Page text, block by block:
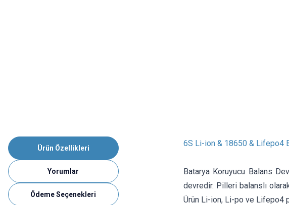
Ürün Özellikleri
Yorumlar
Ödeme Seçenekleri
6S Li-ion & 18650 & Lifepo4
Batarya Koruyucu Balans
devredir. Pilleri balanslı
Ürün Li-ion, Li-po ve Lifepo4